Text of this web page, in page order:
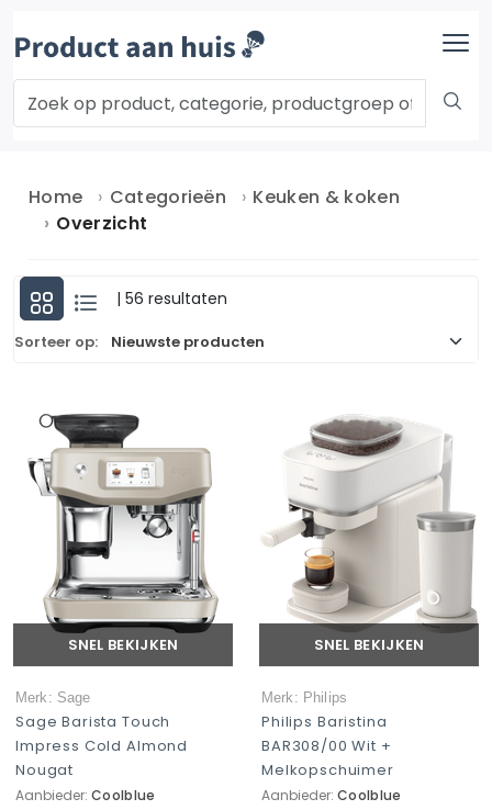
Home Categorieën
Keuken & koken
Overzicht
| 56 resultaten
Sorteer op:
SNEL BEKIJKEN
Merk: Sage
Sage Barista Touch
Impress Cold Almond
Nougat
Aanbieder: Coolblue
SNEL BEKIJKEN
Merk: Philips
Philips Baristina
BAR308/00 Wit +
Melkopschuimer
Aanbieder: Coolblue